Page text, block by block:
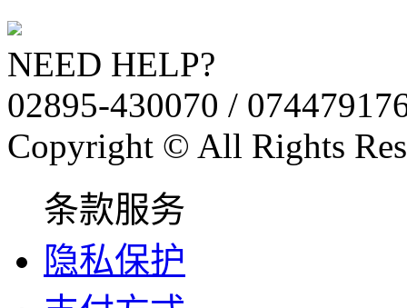
NEED HELP?
02895-430070 /
Copyright © All Rights
条款服务
隐私保护